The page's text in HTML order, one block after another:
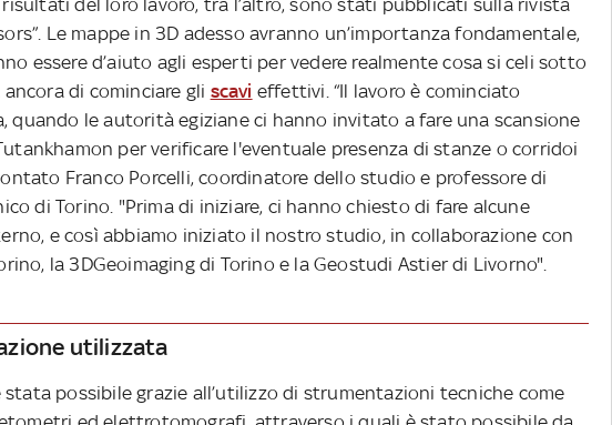
risultati del loro lavoro, tra l’altro, sono stati pubblicati sulla rivista
Le mappe in 3D adesso avranno un’importanza fondamentale,
essere d’aiuto agli esperti per vedere realmente cosa si celi sotto
di cominciare gli scavi effettivi. “Il lavoro è cominciato
quando le autorità egiziane ci hanno invitato a fare una scansione
per verificare l'eventuale presenza di stanze o corridoi
Franco Porcelli, coordinatore dello studio e professore di
di Torino. "Prima di iniziare, ci hanno chiesto di fare alcune
e così abbiamo iniziato il nostro studio, in collaborazione con
la 3DGeoimaging di Torino e la Geostudi Astier di Livorno".
utilizzata
stata possibile grazie all’utilizzo di strumentazioni tecniche come